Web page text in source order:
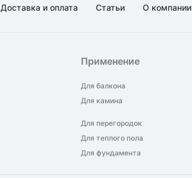
Доставка и оплата Статьи О компании
Применение
Для балкона
Для камина
Для перегородок
Для теплого пола
Для фундамента